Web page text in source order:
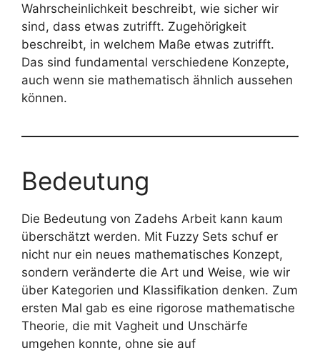
Wahrscheinlichkeit beschreibt, wie sicher wir
sind, dass etwas zutrifft. Zugehörigkeit
beschreibt, in welchem Maße etwas zutrifft.
Das sind fundamental verschiedene Konzepte,
auch wenn sie mathematisch ähnlich aussehen
können.
Bedeutung
Die Bedeutung von Zadehs Arbeit kann kaum
überschätzt werden. Mit Fuzzy Sets schuf er
nicht nur ein neues mathematisches Konzept,
sondern veränderte die Art und Weise, wie wir
über Kategorien und Klassifikation denken. Zum
ersten Mal gab es eine rigorose mathematische
Theorie, die mit Vagheit und Unschärfe
umgehen konnte, ohne sie auf